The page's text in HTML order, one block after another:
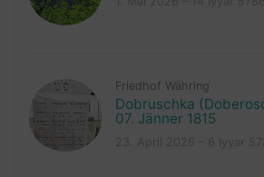
Friedhof Währing
Dobruschka
07. Jänner 1815